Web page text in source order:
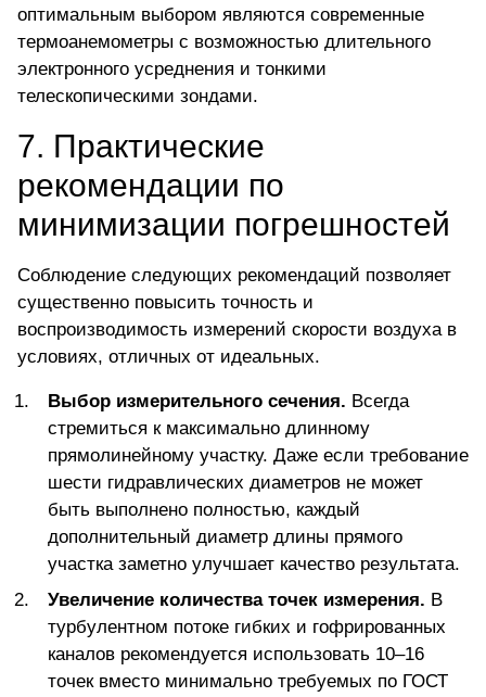
оптимальным выбором являются современные
термоанемометры с возможностью длительного
электронного усреднения и тонкими
телескопическими зондами.
7. Практические
рекомендации по
минимизации погрешностей
Соблюдение следующих рекомендаций позволяет
существенно повысить точность и
воспроизводимость измерений скорости воздухав
условиях, отличных от идеальных.
Выбор измерительного сечения. Всегда
стремиться к максимально длинному
прямолинейному участку. Даже если требование
шести гидравлических диаметров не может
быть выполнено полностью, каждый
дополнительный диаметр длины прямого
участка заметно улучшает качество результата.
Увеличение количества точек измерения. В
турбулентном потоке гибких и гофрированных
каналов рекомендуется использовать 10–16
точек вместо минимально требуемых по ГОСТ